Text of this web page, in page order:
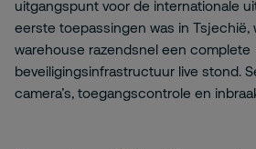
uitgangspunt voor de internationale
eerste toepassingen was in Tsjechië,
warehouse razendsnel een complete
beveiligingsinfrastructuur live stond.
camera’s, toegangscontrole en